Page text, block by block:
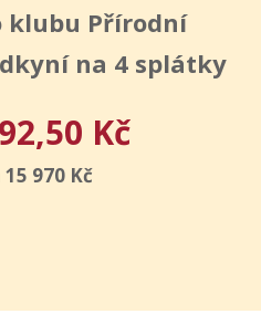
klubu Přírodní
na 4 splátky
Kč
970 Kč